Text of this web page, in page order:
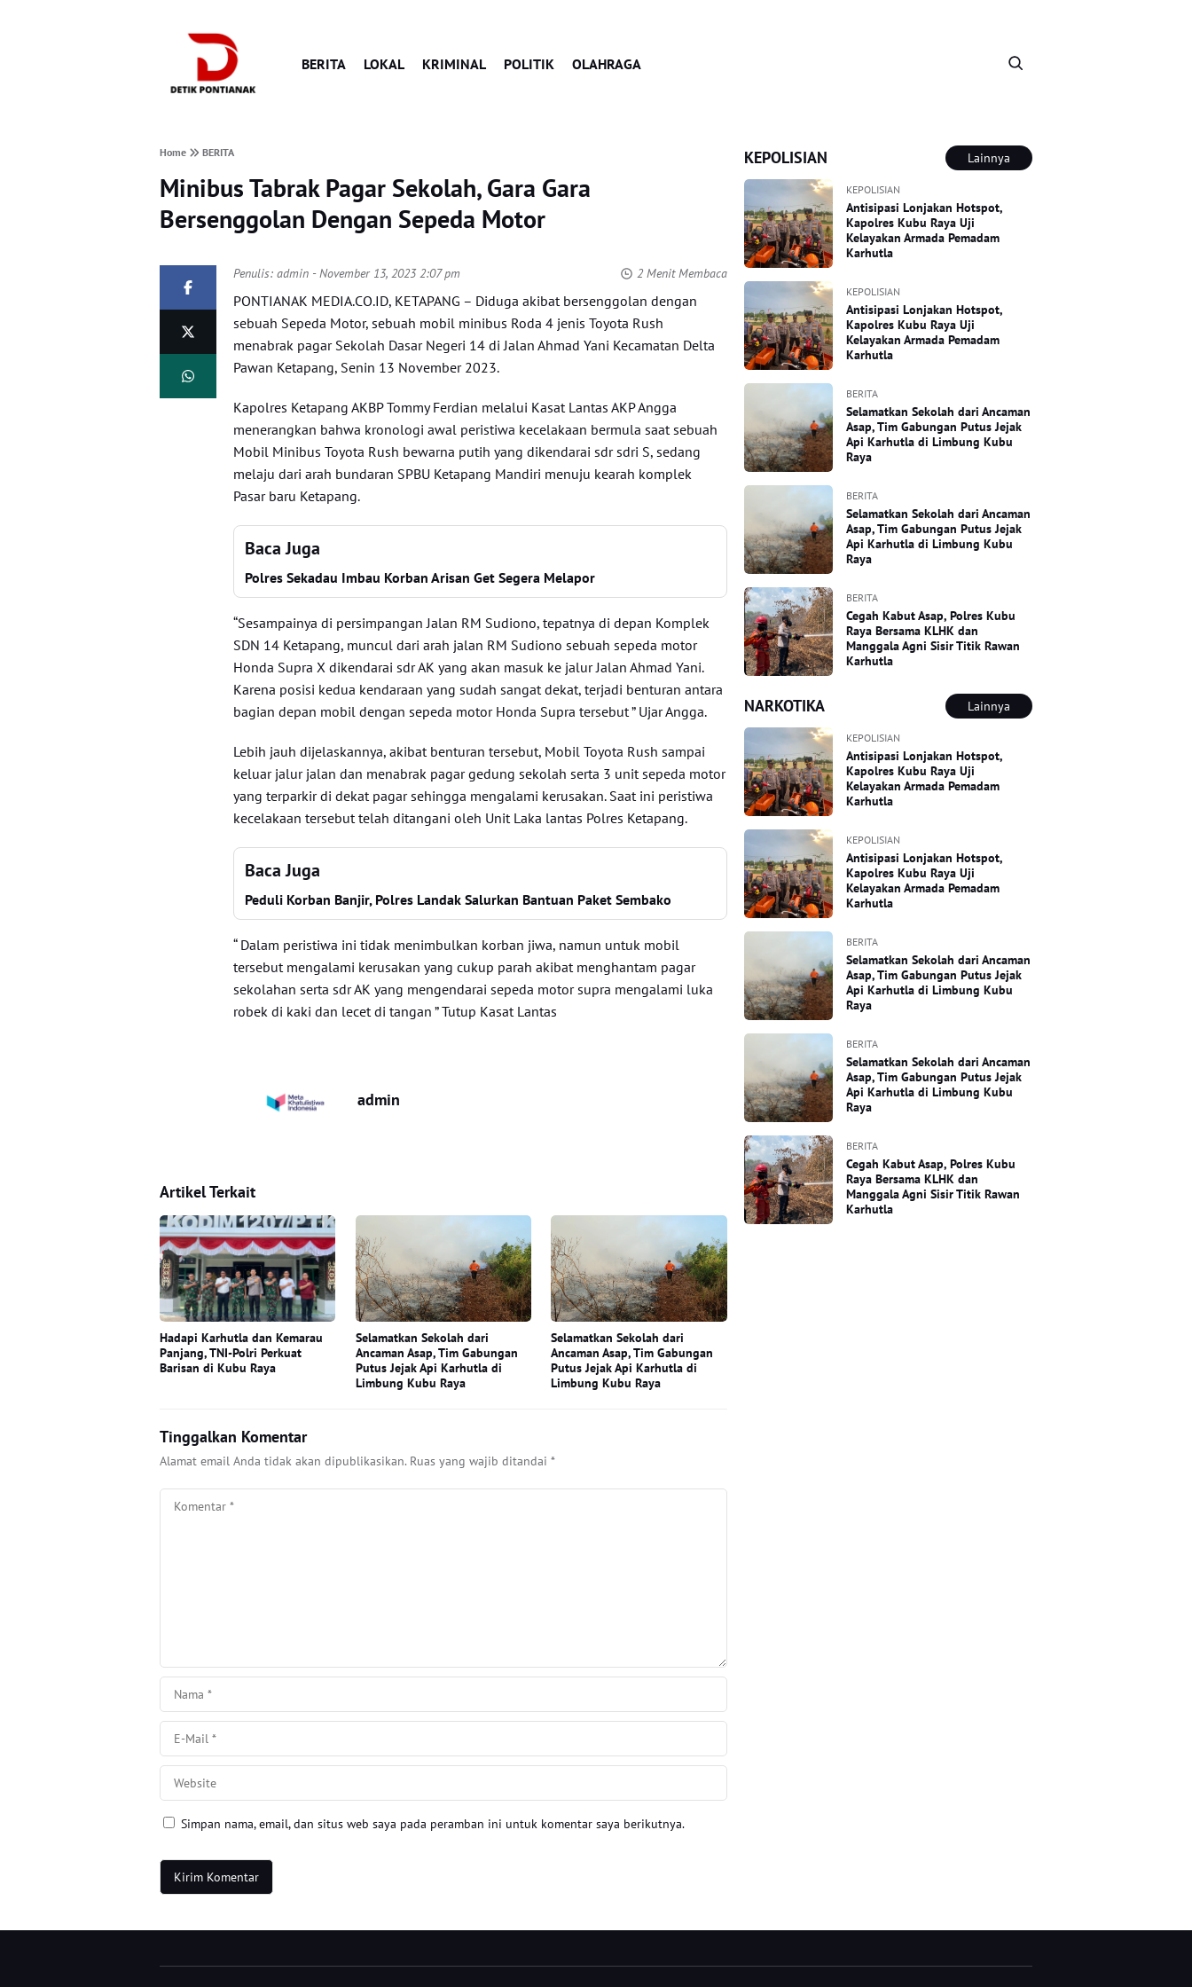
BERITA LOKAL KRIMINAL POLITIK OLAHRAGA
Home BERITA
Minibus Tabrak Pagar Sekolah, Gara Gara
Bersenggolan Dengan Sepeda Motor
Penulis:admin - November 13, 2023 2:07 pm 2 Menit Membaca
PONTIANAK MEDIA.CO.ID, KETAPANG – Diduga akibat bersenggolan dengan
sebuah Sepeda Motor, sebuah mobil minibus Roda 4 jenis Toyota Rush
menabrak pagar Sekolah Dasar Negeri 14 di Jalan Ahmad Yani Kecamatan Delta
Pawan Ketapang, Senin 13 November 2023.
Kapolres Ketapang AKBP Tommy Ferdian melalui Kasat Lantas AKP Angga
menerangkan bahwa kronologi awal peristiwa kecelakaan bermula saat sebuah
Mobil Minibus Toyota Rush bewarna putih yang dikendarai sdr sdri S, sedang
melaju dari arah bundaran SPBU Ketapang Mandiri menuju kearah komplek
Pasar baru Ketapang.
Baca Juga
Polres Sekadau Imbau Korban Arisan Get Segera Melapor
“Sesampainya di persimpangan Jalan RM Sudiono, tepatnya di depan Komplek
SDN 14 Ketapang, muncul dari arah jalan RM Sudiono sebuah sepeda motor
Honda Supra X dikendarai sdr AK yang akan masuk ke jalur Jalan Ahmad Yani.
Karena posisi kedua kendaraan yang sudah sangat dekat, terjadi benturan antara
bagian depan mobil dengan sepeda motor Honda Supra tersebut ” Ujar Angga.
Lebih jauh dijelaskannya, akibat benturan tersebut, Mobil Toyota Rush sampai
keluar jalur jalan dan menabrak pagar gedung sekolah serta 3 unit sepeda motor
yang terparkir di dekat pagar sehingga mengalami kerusakan. Saat ini peristiwa
kecelakaan tersebut telah ditangani oleh Unit Laka lantas Polres Ketapang.
Baca Juga
Peduli Korban Banjir, Polres Landak Salurkan Bantuan Paket Sembako
“ Dalam peristiwa ini tidak menimbulkan korban jiwa, namun untuk mobil
tersebut mengalami kerusakan yang cukup parah akibat menghantam pagar
sekolahan serta sdr AK yang mengendarai sepeda motor supra mengalami luka
robek di kaki dan lecet di tangan ” Tutup Kasat Lantas
admin
Artikel Terkait
Hadapi Karhutla dan Kemarau
Panjang, TNI-Polri Perkuat
Barisan di Kubu Raya
Selamatkan Sekolah dari
Ancaman Asap, Tim Gabungan
Putus Jejak Api Karhutla di
Limbung Kubu Raya
Selamatkan Sekolah dari
Ancaman Asap, Tim Gabungan
Putus Jejak Api Karhutla di
Limbung Kubu Raya
Tinggalkan Komentar
Alamat email Anda tidak akan dipublikasikan. Ruas yang wajib ditandai *
Simpan nama, email, dan situs web saya pada peramban ini untuk komentar saya berikutnya.
KEPOLISIAN Lainnya
KEPOLISIAN
Antisipasi Lonjakan Hotspot,
Kapolres Kubu Raya Uji
Kelayakan Armada Pemadam
Karhutla
KEPOLISIAN
Antisipasi Lonjakan Hotspot,
Kapolres Kubu Raya Uji
Kelayakan Armada Pemadam
Karhutla
BERITA
Selamatkan Sekolah dari Ancaman
Asap, Tim Gabungan Putus Jejak
Api Karhutla di Limbung Kubu
Raya
BERITA
Selamatkan Sekolah dari Ancaman
Asap, Tim Gabungan Putus Jejak
Api Karhutla di Limbung Kubu
Raya
BERITA
Cegah Kabut Asap, Polres Kubu
Raya Bersama KLHK dan
Manggala Agni Sisir Titik Rawan
Karhutla
NARKOTIKA Lainnya
KEPOLISIAN
Antisipasi Lonjakan Hotspot,
Kapolres Kubu Raya Uji
Kelayakan Armada Pemadam
Karhutla
KEPOLISIAN
Antisipasi Lonjakan Hotspot,
Kapolres Kubu Raya Uji
Kelayakan Armada Pemadam
Karhutla
BERITA
Selamatkan Sekolah dari Ancaman
Asap, Tim Gabungan Putus Jejak
Api Karhutla di Limbung Kubu
Raya
BERITA
Selamatkan Sekolah dari Ancaman
Asap, Tim Gabungan Putus Jejak
Api Karhutla di Limbung Kubu
Raya
BERITA
Cegah Kabut Asap, Polres Kubu
Raya Bersama KLHK dan
Manggala Agni Sisir Titik Rawan
Karhutla